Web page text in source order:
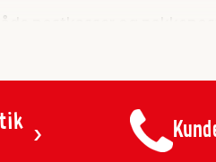
hele året. Se udvalget